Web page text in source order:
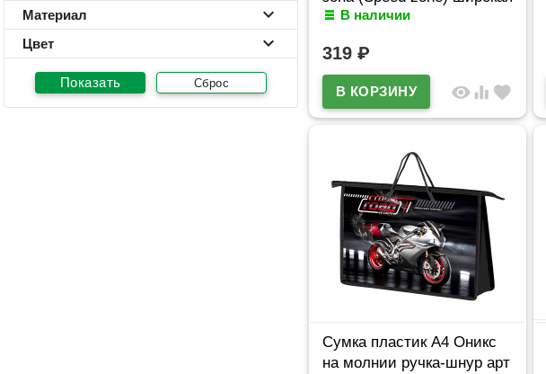
Материал
Цвет
Сброс
боковинка
В наличии
319 ₽
visibility equalizer favorite
Сумка пластик А4 Оникс
на молнии ручка-шнур арт